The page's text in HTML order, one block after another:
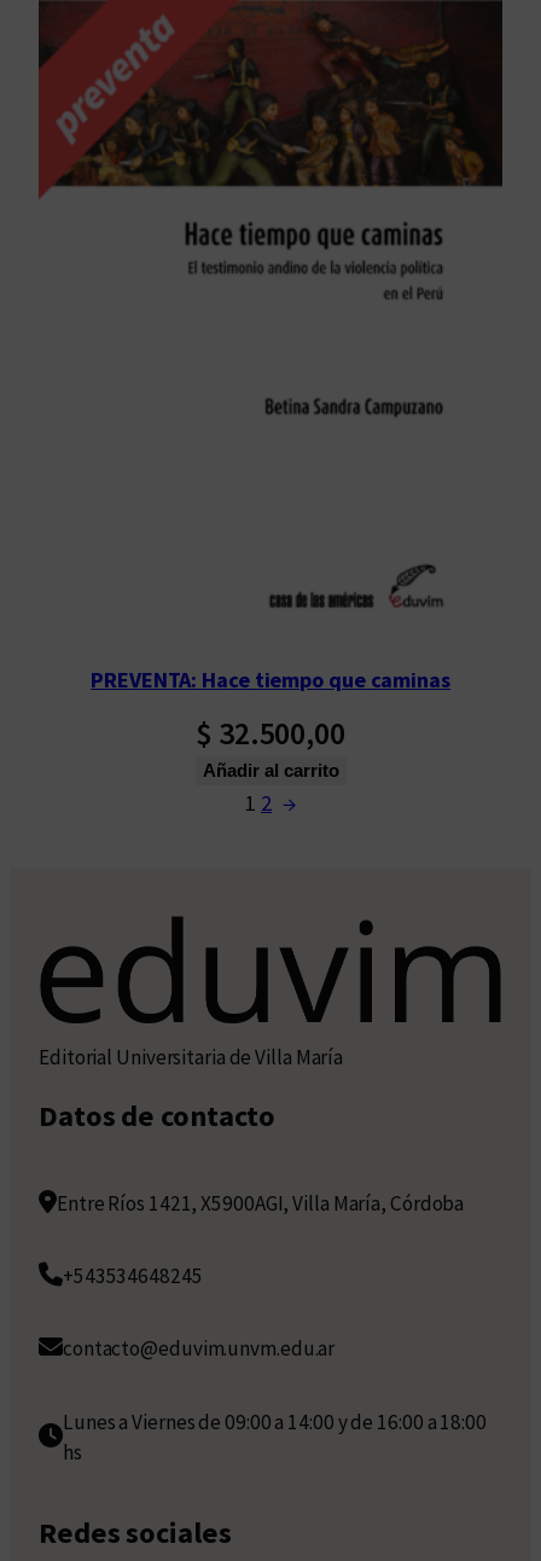
PREVENTA: Hace tiempo que caminas
$ 32.500,00
Añadir al carrito
1 2 →
Editorial Universitaria de Villa María
Datos de contacto
Entre Ríos 1421, X5900AGI, Villa María, Córdoba
+543534648245
contacto@eduvim.unvm.edu.ar
Lunes a Viernes de 09:00 a 14:00 y de 16:00 a 18:00
hs
Redes sociales